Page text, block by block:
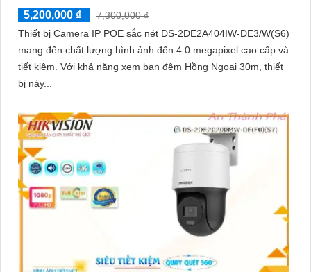
5,200,000 ₫
7,300,000 ₫
Thiết bị Camera IP POE sắc nét DS-2DE2A404IW-DE3/W(S6)
mang đến chất lượng hình ảnh đến 4.0 megapixel cao cấp và
tiết kiệm. Với khả năng xem ban đêm Hồng Ngoại 30m, thiết
bị này...